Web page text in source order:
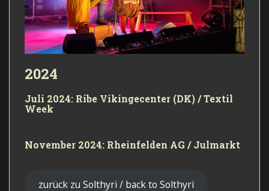
2024
Juli 2024: Ribe Vikingecenter (DK) / Textil
Week
November 2024: Rheinfelden AG / Julmarkt
zurück zu Solthyri / back to Solthyri